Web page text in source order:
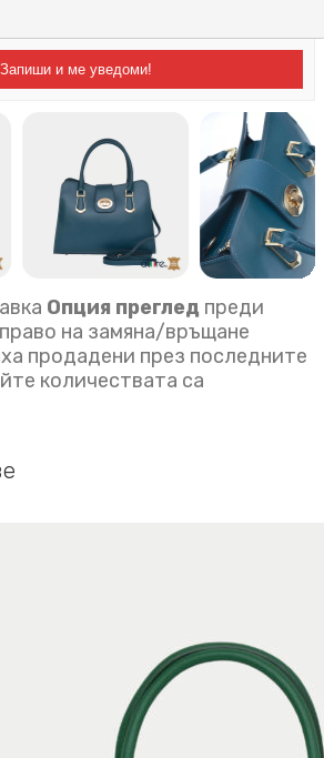
Запиши и ме уведоми!
Опция преглед преди
право на замяна/връщане
продадени през последните
количествата са